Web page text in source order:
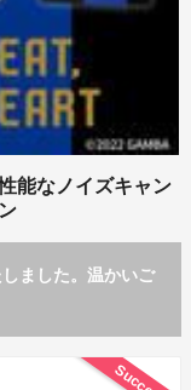
能なノイズキャン
ました。温かいご